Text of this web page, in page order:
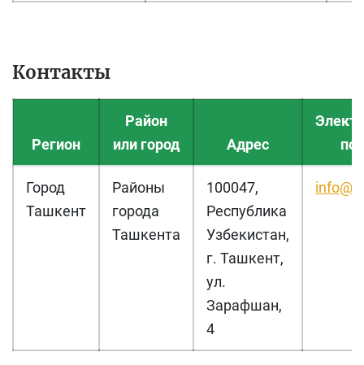
Контакты
Регион
Район
или город
Адрес
Город
Ташкент
Районы
города
Ташкента
100047,
Республика
Узбекистан,
г. Ташкент,
ул.
Зарафшан,
4